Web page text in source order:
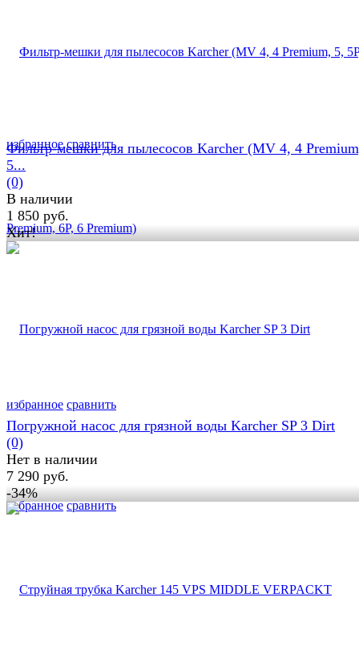
избранное сравнить
избранное сравнить
Фильтр-мешки для пылесосов Karcher (MV 4, 4
5...
(0)
В наличии
1 850 руб.
Хит!
избранное сравнить
Погружной насос для грязной воды Karcher SP 3 Dirt
(0)
Нет в наличии
7 290 руб.
-34%